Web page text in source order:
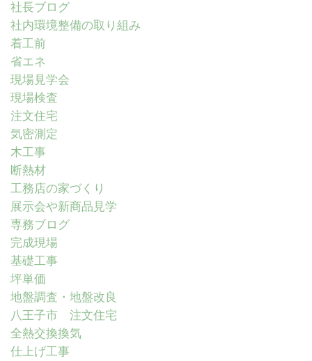
社長ブログ
社内環境整備の取り組み
着工前
省エネ
現場見学会
現場検査
注文住宅
気密測定
木工事
断熱材
工務店の家づくり
展示会や新商品見学
専務ブログ
完成現場
基礎工事
坪単価
地盤調査・地盤改良
八王子市 注文住宅
全熱交換換気
仕上げ工事